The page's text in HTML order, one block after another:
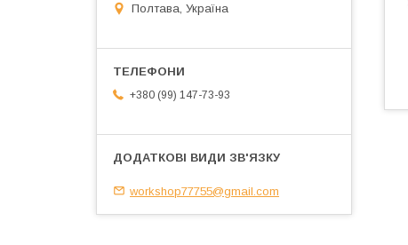
Полтава, Україна
+380 (99) 147-73-93
workshop77755@gmail.com